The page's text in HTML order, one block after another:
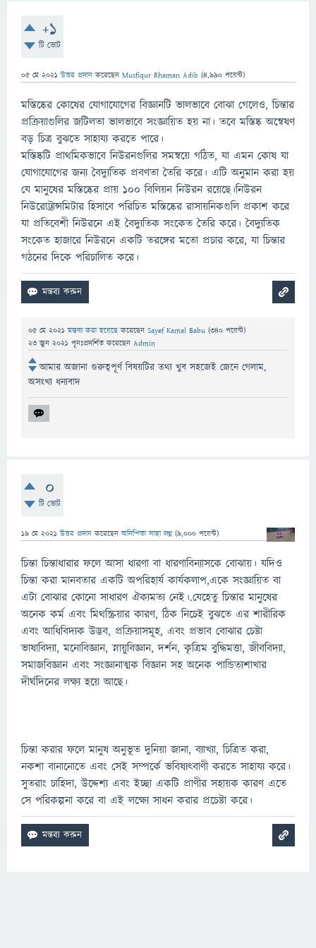
+1
টি ভোট
05 মে 2021 উত্তর প্রদান করেছেন Musfiqur Rhaman Adib (4,990 পয়েন্ট)
মস্তিষ্কের কোষের যোগাযোগের বিজ্ঞানটি ভালভাবে বোঝা গেলেও, চিন্তার
প্রক্রিয়াগুলির জটিলতা ভালভাবে সংজ্ঞায়িত হয় না। তবে মস্তিষ্ক অন্বেষণ
বড় চিত্র বুঝতে সাহায্য করতে পারে।
মস্তিষ্কটি প্রাথমিকভাবে নিউরনগুলির সমন্বয়ে গঠিত, যা এমন কোষ যা
যোগাযোগের জন্য বৈদ্যুতিক প্রবণতা তৈরি করে। এটি অনুমান করা হয়
যে মানুষের মস্তিষ্কের প্রায় 100 বিলিয়ন নিউরন রয়েছে।নিউরন
নিউরোট্রান্সমিটার হিসাবে পরিচিত মস্তিষ্কের রাসায়নিকগুলি প্রকাশ করে
যা প্রতিবেশী নিউরনে এই বৈদ্যুতিক সংকেত তৈরি করে। বৈদ্যুতিক
সংকেত হাজারে নিউরনে একটি তরঙ্গের মতো প্রচার করে, যা চিন্তার
গঠনের দিকে পরিচালিত করে।
05 মে 2021 মন্তব্য করা হয়েছেকরেছেন Sayef Kamal Babu (340 পয়েন্ট)
23 জুন 2021 পূনঃপ্রদর্শিত করেছেন Admin
আমার অজানা গুরুত্বপূর্ণ বিষয়টির তথ্য খুব সহজেই জেনে গেলাম,
অসংখ্য ধন্যবাদ
0
টি ভোট
19 মে 2021 উত্তর প্রদান করেছেনঅনিন্দিতা সাহা লগ্ন (9,000 পয়েন্ট)
চিন্তা চিন্তাধারার ফলে আসা ধারণা বা ধারণাবিন্যাসকে বোঝায়। যদিও
চিন্তা করা মানবতার একটি অপরিহার্য কার্যকলাপ,একে সংজ্ঞায়িত বা
এটা বোঝার কোনো সাধারণ ঐক্যমত্য নেই।.যেহেতু চিন্তার মানুষের
অনেক কর্ম এবং মিথস্ক্রিয়ার কারণ, ঠিক নিচেই বুঝতে এর শারীরিক
এবং আধিবিদ্যক উদ্ভব, প্রক্রিয়াসমূহ, এবং প্রভাব বোঝার চেষ্টা
ভাষাবিদ্যা, মনোবিজ্ঞান, স্নায়ুবিজ্ঞান, দর্শন, কৃত্রিম বুদ্ধিমত্তা, জীববিদ্যা,
সমাজবিজ্ঞান এবং সংজ্ঞানাত্মক বিজ্ঞান সহ অনেক পান্ডিত্যশাখার
দীর্ঘদিনের লক্ষ্য হয়ে আছে।
চিন্তা করার ফলে মানুষ অনুভূত দুনিয়া জানা, ব্যাখ্যা, চিত্রিত করা,
নকশা বানানোতে এবং সেই সম্পর্কে ভবিষ্যৎবাণী করতে সাহায্য করে।
সুতরাং চাহিদা, উদ্দেশ্য এবং ইচ্ছা একটি প্রাণীর সহায়ক কারণ এতে
সে পরিকল্পনা করে বা এই লক্ষ্যে সাধন করার প্রচেষ্টা করে।